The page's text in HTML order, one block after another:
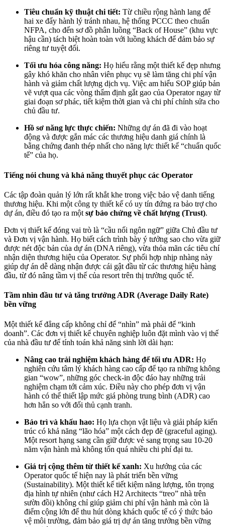
Tiêu chuẩn kỹ thuật chi tiết: Từ chiều rộng hành lang để
hai xe đẩy hành lý tránh nhau, hệ thống PCCC theo chuẩn
NFPA, cho đến sơ đồ phân luồng “Back of House” (khu vực
hậu cần) tách biệt hoàn toàn với luồng khách để đảm bảo sự
riêng tư tuyệt đối.
Tối ưu hóa công năng: Họ hiểu rằng một thiết kế đẹp nhưng
gây khó khăn cho nhân viên phục vụ sẽ làm tăng chi phí vận
hành và giảm chất lượng dịch vụ. Việc am hiểu SOP giúp bản
vẽ vượt qua các vòng thẩm định gắt gao của Operator ngay từ
giai đoạn sơ phác, tiết kiệm thời gian và chi phí chỉnh sửa cho
chủ đầu tư.
Hồ sơ năng lực thực chiến: Những dự án đã đi vào hoạt
động và được gắn mác các thương hiệu danh giá chính là
bằng chứng đanh thép nhất cho năng lực thiết kế “chuẩn quốc
tế” của họ.
Tiếng nói chung và khả năng thuyết phục các Operator
Các tập đoàn quản lý lớn rất khắt khe trong việc bảo vệ danh tiếng
thương hiệu. Khi một công ty thiết kế có uy tín đứng ra bảo trợ cho
dự án, điều đó tạo ra một sự bảo chứng về chất lượng (Trust).
Đơn vị thiết kế đóng vai trò là “cầu nối ngôn ngữ” giữa Chủ đầu tư
và Đơn vị vận hành. Họ biết cách trình bày ý tưởng sao cho vừa giữ
được nét độc bản của dự án (DNA riêng), vừa thỏa mãn các tiêu chí
nhận diện thương hiệu của Operator. Sự phối hợp nhịp nhàng này
giúp dự án dễ dàng nhận được cái gật đầu từ các thương hiệu hàng
đầu, từ đó nâng tầm vị thế của resort trên thị trường quốc tế.
Tầm nhìn đầu tư và tăng trưởng ADR (Average Daily Rate)
bền vững
Một thiết kế đẳng cấp không chỉ để “nhìn” mà phải để “kinh
doanh”. Các đơn vị thiết kế chuyên nghiệp luôn đặt mình vào vị thế
của nhà đầu tư để tính toán khả năng sinh lời dài hạn:
Nâng cao trải nghiệm khách hàng để tối ưu ADR: Họ
nghiên cứu tâm lý khách hàng cao cấp để tạo ra những không
gian “wow”, những góc check-in độc đáo hay những trải
nghiệm chạm tới cảm xúc. Điều này cho phép đơn vị vận
hành có thể thiết lập mức giá phòng trung bình (ADR) cao
hơn hẳn so với đối thủ cạnh tranh.
Bảo trì và khấu hao: Họ lựa chọn vật liệu và giải pháp kiến
trúc có khả năng “lão hóa” một cách đẹp đẽ (graceful aging).
Một resort hạng sang cần giữ được vẻ sang trọng sau 10-20
năm vận hành mà không tốn quá nhiều chi phí đại tu.
Giá trị cộng thêm từ thiết kế xanh: Xu hướng của các
Operator quốc tế hiện nay là phát triển bền vững
(Sustainability). Một thiết kế tiết kiệm năng lượng, tôn trọng
địa hình tự nhiên (như cách H2 Architects “treo” nhà trên
sườn đồi) không chỉ giúp giảm chi phí vận hành mà còn là
điểm cộng lớn để thu hút dòng khách quốc tế có ý thức bảo
vệ môi trường, đảm bảo giá trị dự án tăng trưởng bền vững